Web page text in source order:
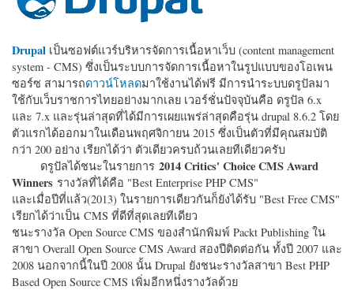
Drupal เป็นซอฟต์แวร์บริหารจัดการเนื้อหาเว็บ (content management
system - CMS) ซึ่งเป็นระบบการจัดการเนื้อหาในรูปแบบของโอเพน
ซอร์ซ สามารถดาวน์โหลดมาใช้งานได้ฟรี มีการนำระบบดรูปัลมา
ใช้กับเว็บราชการไทยอย่างมากเลย เวอร์ชั่นปัจจุบันคือ ดรูปัล 6.x
และ 7.x และรุ่นล่าสุดที่ได้มีการเผยแพร่ล่าสุดคือรุ่น drupal 8.6.2 โดย
ตัวแรกได้ออกมาในเดือนพฤศจิกายน 2015 ซึ่งเป็นตัวที่มีคุณสมบัติ
กว่า 200 อย่าง เรียกได้ว่า ตัวเดียวครบถ้วนเลยทีเดียวครับ
ดรูปัลได้ชนะในรายการ 2014 Critics' Choice CMS Award
Winners รางวัลที่ได้คือ "Best Enterprise PHP CMS"
และเมื่อปีที่แล้ว(2013) ในรายการเดียวกันก็ยังได้รับ "Best Free CMS"
เรียกได้ว่าเป็น CMS ที่ดีที่สุดเลยทีเดียว
ชนะรางวัล Open Source CMS ของสำนักพิมพ์ Packt Publishing ใน
สาขา Overall Open Source CMS Award สองปีติดต่อกัน ทั้งปี 2007 และ
2008 นอกจากนี้ในปี 2008 นั้น Drupal ยังชนะรางวัลสาขา Best PHP
Based Open Source CMS เพิ่มอีกหนึ่งรางวัลด้วย